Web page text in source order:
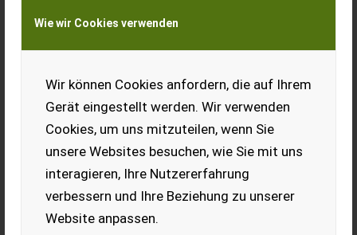
Wie wir Cookies verwenden
Wir können Cookies anfordern, die auf Ihrem
Gerät eingestellt werden. Wir verwenden
Cookies, um uns mitzuteilen, wenn Sie
unsere Websites besuchen, wie Sie mit uns
interagieren, Ihre Nutzererfahrung
verbessern und Ihre Beziehung zu unserer
Website anpassen.
Transport von Land- und Baumaschinen –
KEINE Tiertransporte
Aebi AM 20
Umstieg auf anderen Mäher
verkauft.
EUR 0